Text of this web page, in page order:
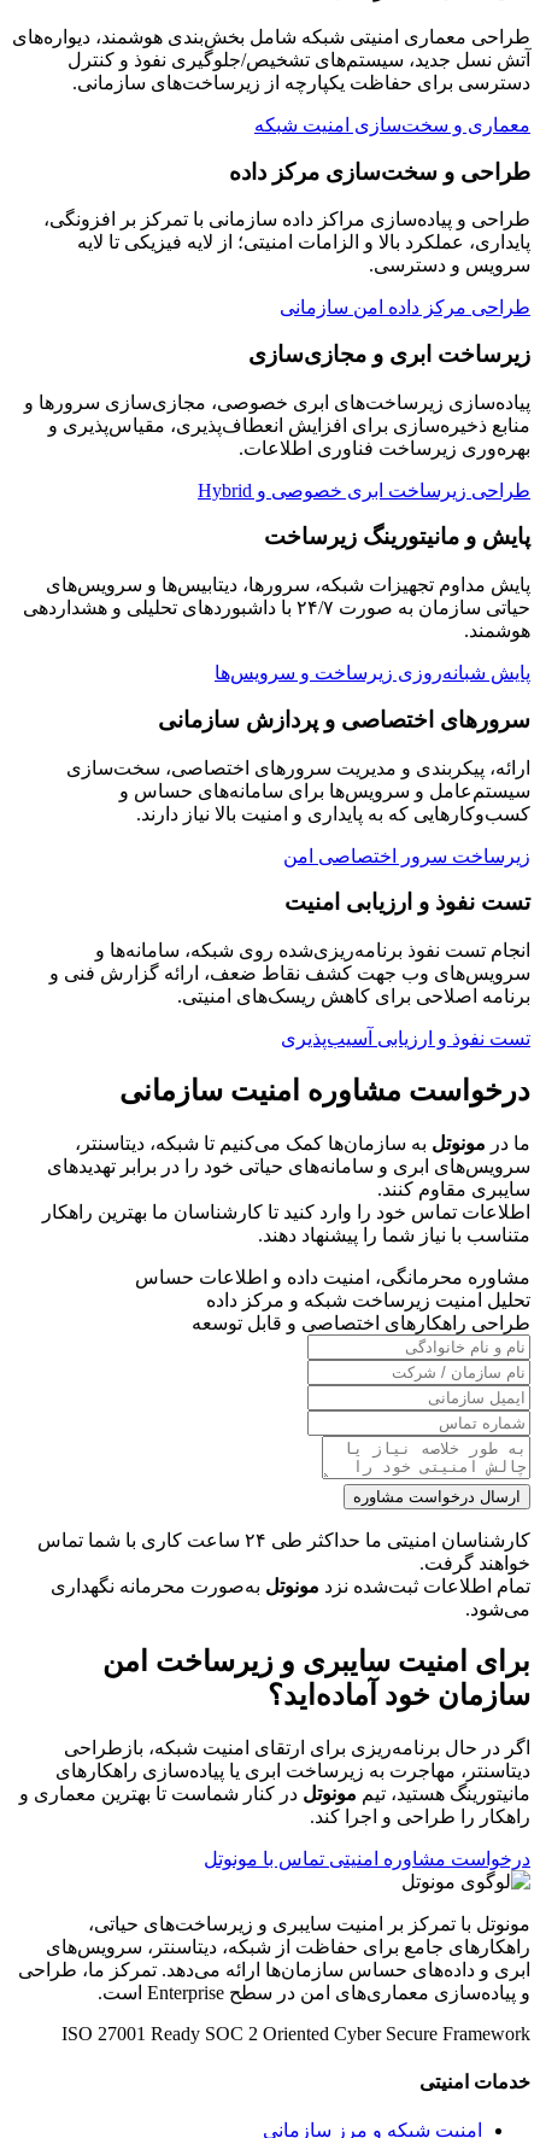
طراحی معماری امنیتی شبکه شامل بخش‌بندی هوشمند، دیواره‌های
آتش نسل جدید، سیستم‌های تشخیص/جلوگیری نفوذ و کنترل
دسترسی برای حفاظت یکپارچه از زیرساخت‌های سازمانی.
معماری و سخت‌سازی امنیت شبکه
طراحی و سخت‌سازی مرکز داده
طراحی و پیاده‌سازی مراکز داده سازمانی با تمرکز بر افزونگی،
پایداری، عملکرد بالا و الزامات امنیتی؛ از لایه فیزیکی تا لایه
سرویس و دسترسی.
طراحی مرکز داده امن سازمانی
زیرساخت ابری و مجازی‌سازی
پیاده‌سازی زیرساخت‌های ابری خصوصی، مجازی‌سازی سرورها و
منابع ذخیره‌سازی برای افزایش انعطاف‌پذیری، مقیاس‌پذیری و
بهره‌وری زیرساخت فناوری اطلاعات.
طراحی زیرساخت ابری خصوصی و Hybrid
پایش و مانیتورینگ زیرساخت
پایش مداوم تجهیزات شبکه، سرورها، دیتابیس‌ها و سرویس‌های
حیاتی سازمان به صورت ۲۴/۷ با داشبوردهای تحلیلی و هشداردهی
هوشمند.
پایش شبانه‌روزی زیرساخت و سرویس‌ها
سرورهای اختصاصی و پردازش سازمانی
ارائه، پیکربندی و مدیریت سرورهای اختصاصی، سخت‌سازی
سیستم‌عامل و سرویس‌ها برای سامانه‌های حساس و
کسب‌وکارهایی که به پایداری و امنیت بالا نیاز دارند.
زیرساخت سرور اختصاصی امن
تست نفوذ و ارزیابی امنیت
انجام تست نفوذ برنامه‌ریزی‌شده روی شبکه، سامانه‌ها و
سرویس‌های وب جهت کشف نقاط ضعف، ارائه گزارش فنی و
برنامه اصلاحی برای کاهش ریسک‌های امنیتی.
تست نفوذ و ارزیابی آسیب‌پذیری
درخواست مشاوره امنیت سازمانی
ما در مونوتل به سازمان‌ها کمک می‌کنیم تا شبکه، دیتاسنتر،
سرویس‌های ابری و سامانه‌های حیاتی خود را در برابر تهدیدهای
سایبری مقاوم کنند.
اطلاعات تماس خود را وارد کنید تا کارشناسان ما بهترین راهکار
متناسب با نیاز شما را پیشنهاد دهند.
مشاوره محرمانگی، امنیت داده و اطلاعات حساس
تحلیل امنیت زیرساخت شبکه و مرکز داده
طراحی راهکارهای اختصاصی و قابل توسعه
ارسال درخواست مشاوره
کارشناسان امنیتی ما حداکثر طی ۲۴ ساعت کاری با شما تماس
خواهند گرفت.
تمام اطلاعات ثبت‌شده نزد مونوتل به‌صورت محرمانه نگهداری
می‌شود.
برای امنیت سایبری و زیرساخت امن
سازمان خود آماده‌اید؟
اگر در حال برنامه‌ریزی برای ارتقای امنیت شبکه، بازطراحی
دیتاسنتر، مهاجرت به زیرساخت ابری یا پیاده‌سازی راهکارهای
مانیتورینگ هستید، تیم مونوتل در کنار شماست تا بهترین معماری و
راهکار را طراحی و اجرا کند.
درخواست مشاوره امنیتی تماس با مونوتل
مونوتل با تمرکز بر امنیت سایبری و زیرساخت‌های حیاتی،
راهکارهای جامع برای حفاظت از شبکه، دیتاسنتر، سرویس‌های
ابری و داده‌های حساس سازمان‌ها ارائه می‌دهد. تمرکز ما، طراحی
و پیاده‌سازی معماری‌های امن در سطح Enterprise است.
ISO 27001 Ready SOC 2 Oriented Cyber Secure Framework
خدمات امنیتی
امنیت شبکه و مرز سازمانی